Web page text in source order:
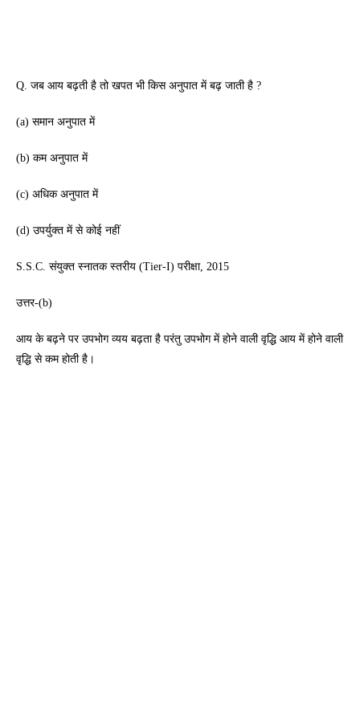
Q. जब आय बढ़ती है तो खपत भी किस अनुपात में बढ़ जाती है ?
(a) समान अनुपात में
(b) कम अनुपात में
(c) अधिक अनुपात में
(d) उपर्युक्त में से कोई नहीं
S.S.C. संयुक्त स्नातक स्तरीय (Tier-I) परीक्षा, 2015
उत्तर-(b)
आय के बढ़ने पर उपभोग व्यय बढ़ता है परंतु उपभोग में होने वाली वृद्धि आय में होने वाली
वृद्धि से कम होती है।